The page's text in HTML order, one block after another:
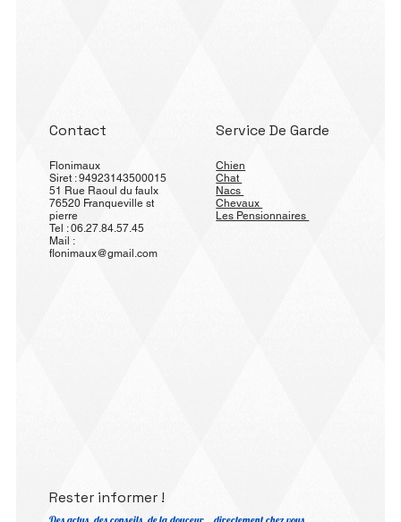
Contact
Flonimaux
Siret : 94923143500015
51 Rue Raoul du faulx
76520 Franqueville st
pierre
Tel : 06.27.84.57.45
Mail :
flonimaux@gmail.com
Service De Garde
Chien
Chat
Nacs
Chevaux
Les Pensionnaires
Rester informer !